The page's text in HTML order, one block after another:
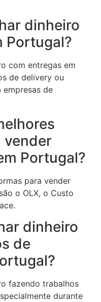
dinheiro
Portugal?
com entregas em
de delivery ou
de
vender
Portugal?
para vender
o OLX, o Custo
dinheiro
de
fazendo trabalhos
durante